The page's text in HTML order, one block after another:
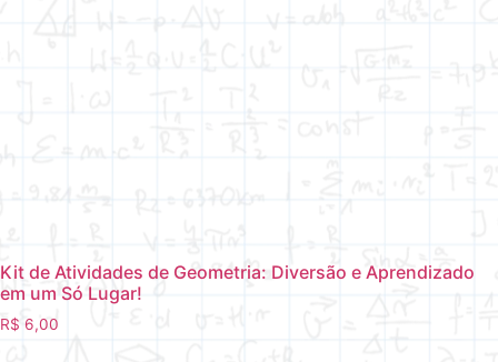
Kit de Atividades de Geometria: Diversão e Aprendizado
em um Só Lugar!
R$ 6,00